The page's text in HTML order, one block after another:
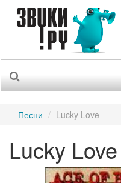
Песни Lucky Love
Lucky Love